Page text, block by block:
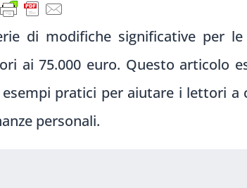
di modifiche significative per le
ai 75.000 euro. Questo articolo
pratici per aiutare i lettori a
personali.